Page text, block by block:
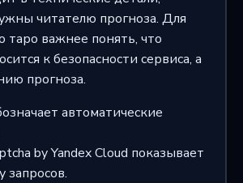
читателю прогноза. Для
таро важнее понять, что
к безопасности сервиса, а
прогноза.
автоматические
by Yandex Cloud показывает
запросов.